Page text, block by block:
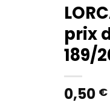
prix
189/
0,50 €